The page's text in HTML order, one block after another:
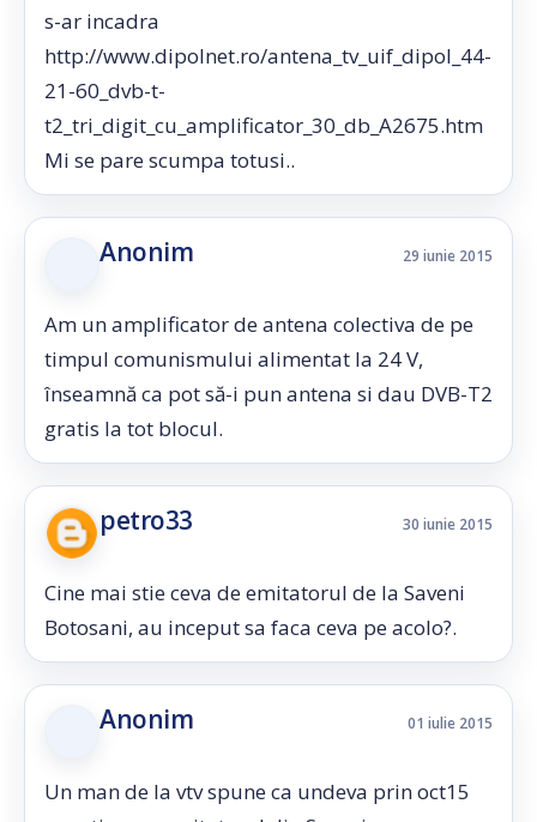
s-ar incadra
http://www.dipolnet.ro/antena_tv_uif_dipol_44-
21-60_dvb-t-
t2_tri_digit_cu_amplificator_30_db_A2675.htm
Mi se pare scumpa totusi..
Anonim 29 iunie 2015
Am un amplificator de antena colectiva de pe
timpul comunismului alimentat la 24 V,
înseamnă ca pot să-i pun antena si dau DVB-T2
gratis la tot blocul.
petro33 30 iunie 2015
Cine mai stie ceva de emitatorul de la Saveni
Botosani, au inceput sa faca ceva pe acolo?.
Anonim 01 iulie 2015
Un man de la vtv spune ca undeva prin oct15